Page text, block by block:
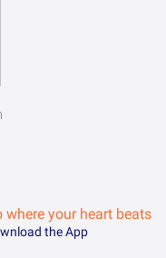
where your heart beats
the App